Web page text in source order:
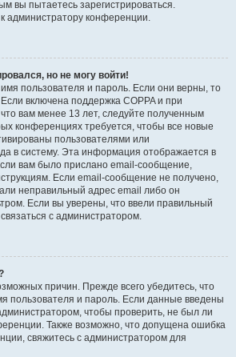
вы пытаетесь зарегистрироваться.
администратору конференции.
но не могу войти!
пользователя и пароль. Если они верны, то
включена поддержка COPPA и при
вам менее 13 лет, следуйте полученным
конференциях требуется, чтобы все новые
пользователями или
в систему. Эта информация отображается в
вам было прислано email-сообщение,
Если email-сообщение не получено,
неправильный адрес email либо он
Если вы уверены, что ввели правильный
с администратором.
причин. Прежде всего убедитесь, что
пользователя и пароль. Если данные введены
чтобы проверить, не был ли
Также возможно, что допущена ошибка
свяжитесь с администратором для